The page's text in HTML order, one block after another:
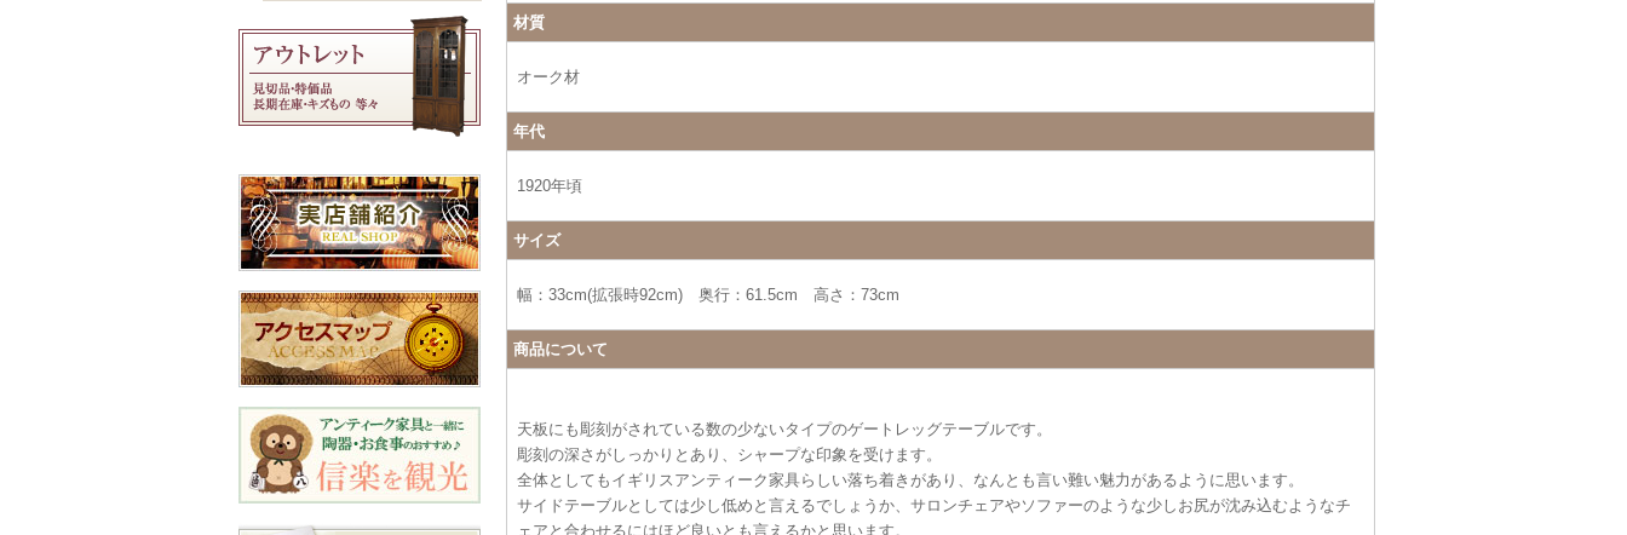
材質
オーク材
年代
1920年頃
サイズ
幅：33cm(拡張時92cm) 奥行：61.5cm 高さ：73cm
商品について
天板にも彫刻がされている数の少ないタイプのゲートレッグテーブルです。
彫刻の深さがしっかりとあり、シャープな印象を受けます。
全体としてもイギリスアンティーク家具らしい落ち着きがあり、なんとも言い難い魅力があるように思います。
サイドテーブルとしては少し低めと言えるでしょうか、サロンチェアやソファーのような少しお尻が沈み込むようなチ
ェアと合わせるにはほど良いとも言えるかと思います。